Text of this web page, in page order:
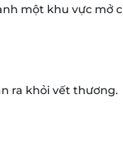
một khu vực mở
ra khỏi vết thương.